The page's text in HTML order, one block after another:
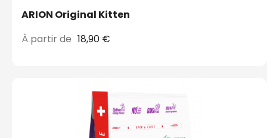
ARION Original Kitten
À partir de 18,90 €